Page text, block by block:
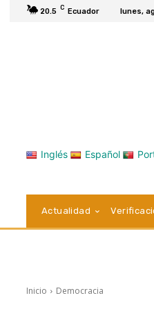
20.5 C Ecuador lunes,
Inglés Español
Actualidad
Inicio Democracia